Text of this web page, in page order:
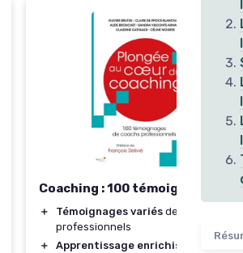
Coaching : 100 témoignages
＋ Témoignages variés de coachs
professionnels
＋
Apprentissage enrichissant